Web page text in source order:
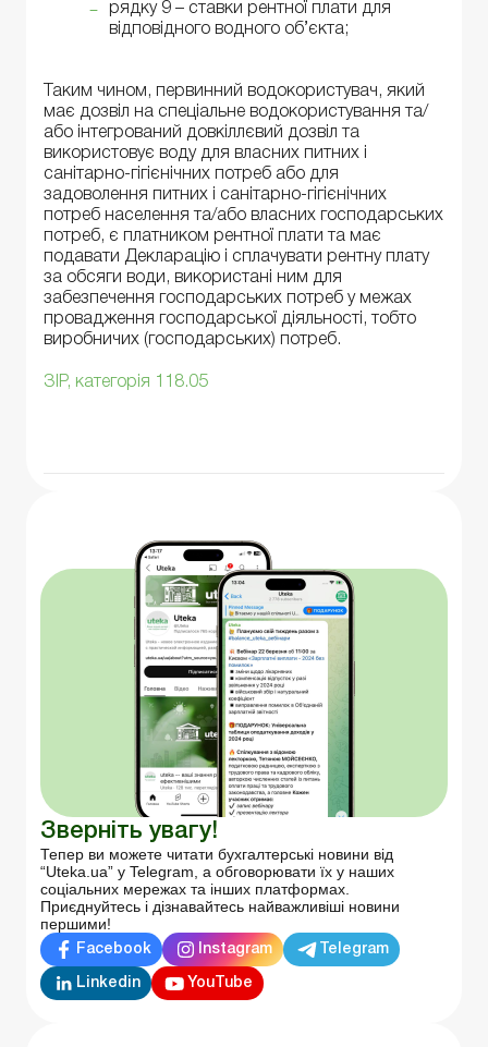
рядку 9 – ставки рентної плати для
відповідного водного об’єкта;
Таким чином, первинний водокористувач, який
має дозвіл на спеціальне водокористування та/
або інтегрований довкіллєвий дозвіл та
використовує воду для власних питних і
санітарно-гігієнічних потреб або для
задоволення питних і санітарно-гігієнічних
потреб населення та/або власних господарських
потреб, є платником рентної плати та має
подавати Декларацію і сплачувати рентну плату
за обсяги води, використані ним для
забезпечення господарських потреб у межах
провадження господарської діяльності, тобто
виробничих (господарських) потреб.
ЗІР, категорія 118.05
Зверніть увагу!
Тепер ви можете читати бухгалтерські новини від
“Uteka.ua” у Telegram, а обговорювати їх у наших
соціальних мережах та інших платформах.
Приєднуйтесь і дізнавайтесь найважливіші новини
першими!
Facebook Instagram Telegram
Linkedin YouTube